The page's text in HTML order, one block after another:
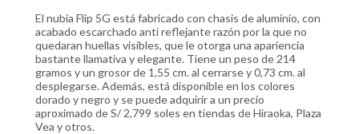
El nubia Flip 5G está fabricado con chasis de aluminio, con
acabado escarchado anti reflejante razón por la que no
quedaran huellas visibles, que le otorga una apariencia
bastante llamativa y elegante. Tiene un peso de 214
gramos y un grosor de 1,55 cm. al cerrarse y 0,73 cm. al
desplegarse. Además, está disponible en los colores
dorado y negro y se puede adquirir a un precio
aproximado de S/ 2,799 soles en tiendas de Hiraoka, Plaza
Vea y otros.